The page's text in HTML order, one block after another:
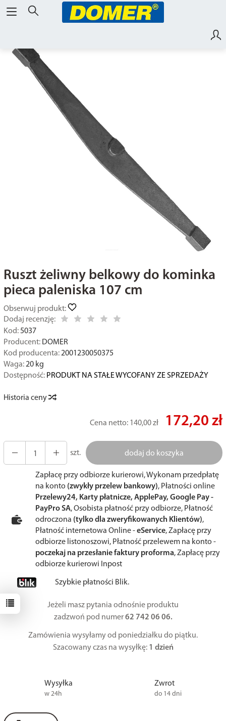
Ruszt żeliwny belkowy do kominka
pieca paleniska 107 cm
Obserwuj produkt:
Dodaj recenzję:
Kod: 5037
Producent: DOMER
Kod producenta: 2001230050375
Waga: 20kg
Dostępność: PRODUKT NA STAŁE WYCOFANY ZE SPRZEDAŻY
Historia ceny
Cena netto: 140,00 zł 172,20 zł
szt. dodaj do koszyka
Zapłacę przy odbiorze kurierowi, Wykonam przedpłatę
na konto (zwykły przelew bankowy), Płatności online
Przelewy24, Karty płatnicze, ApplePay, Google Pay -
PayPro SA, Osobista płatność przy odbiorze, Płatność
odroczona (tylko dla zweryfikowanych Klientów),
Płatność internetowa Online -eService, Zapłacę przy
odbiorze listonoszowi, Płatność przelewem na konto -
poczekaj na przesłanie faktury proforma, Zapłacę przy
odbiorze kurierowi Inpost
Szybkie płatności Blik.
Jeżeli masz pytania odnośnie produktu
zadzwoń pod numer62 742 06 06.
Zamówienia wysyłamy od poniedziałku do piątku.
Szacowany czas na wysyłkę: 1 dzień
Wysyłka
w 24h
Zwrot
do 14 dni